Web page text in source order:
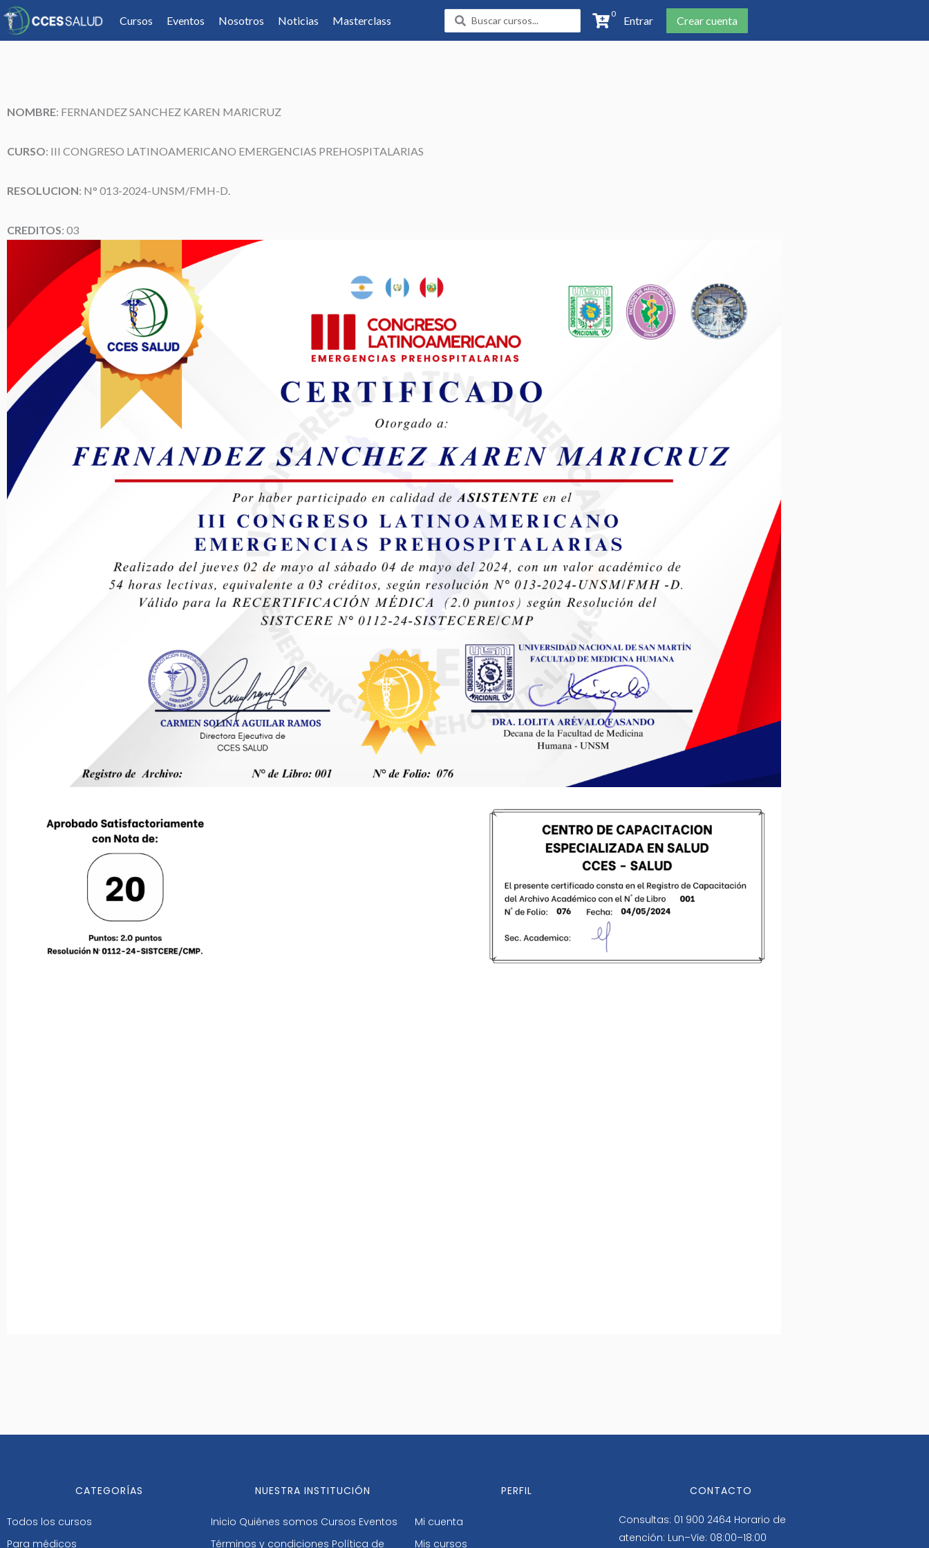
Cursos Eventos Nosotros Noticias Masterclass
Search
...
0
Entrar Crear cuenta
NOMBRE: FERNANDEZ SANCHEZ KAREN MARICRUZ
CURSO: III CONGRESO LATINOAMERICANO EMERGENCIAS PREHOSPITALARIAS
RESOLUCION: N° 013-2024-UNSM/FMH-D.
CREDITOS: 03
CATEGORÍAS
Todos los cursos
Para médicos
NUESTRA INSTITUCIÓN
Inicio Quiénes somos Cursos Eventos
Términos y condiciones Política de
PERFIL
Mi cuenta
Mis cursos
CONTACTO
Consultas: 01 900 2464 Horario de
atención: Lun–Vie: 08:00–18:00